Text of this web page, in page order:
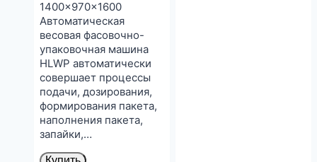
1400×970×1600
Автоматическая
весовая фасовочно-
упаковочная машина
HLWP автоматически
совершает процессы
подачи, дозирования,
формирования пакета,
наполнения пакета,
запайки,…